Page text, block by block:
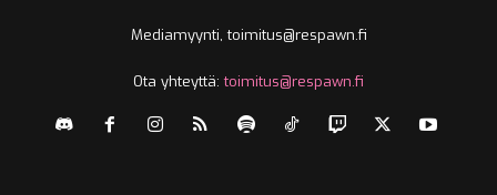
Mediamyynti, toimitus@respawn.fi
Ota yhteyttä:toimitus@respawn.fi